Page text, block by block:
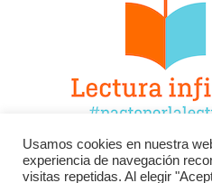
Facebook Twitter
Usamos cookies en nuestra
experiencia de navegación
visitas repetidas. Al elegir